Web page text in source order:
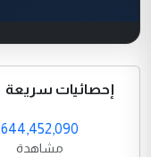
إحصائيات سريعة
644,452,090
مشاهدة